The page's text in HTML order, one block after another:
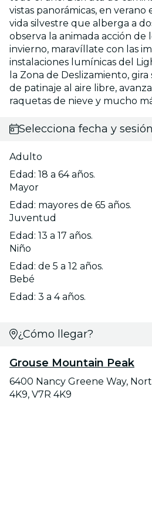
vistas panorámicas, en
vida silvestre que alberga a
observa la animada acción de
invierno, maravíllate con las
instalaciones lumínicas del
la Zona de Deslizamiento,
de patinaje al aire libre,
raquetas de nieve y mucho
Selecciona fecha y sesión
Adulto
Edad: 18 a 64 años.
Mayor
Edad: mayores de 65 años.
Juventud
Edad: 13 a 17 años.
Niño
Edad: de 5 a 12 años.
Bebé
Edad: 3 a 4 años.
¿Cómo llegar?
Grouse Mountain Peak
6400 Nancy Greene Way,
4K9, V7R 4K9